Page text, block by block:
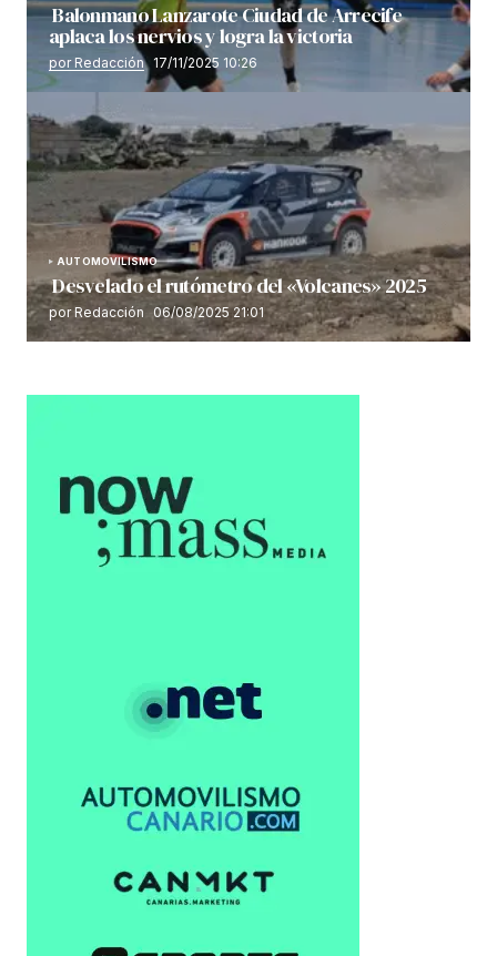
Balonmano Lanzarote Ciudad de Arrecife
aplaca los nervios y logra la victoria
por Redacción 17/11/2025 10:26
AUTOMOVILISMO
Desvelado el rutómetro del «Volcanes» 2025
por Redacción 06/08/2025 21:01